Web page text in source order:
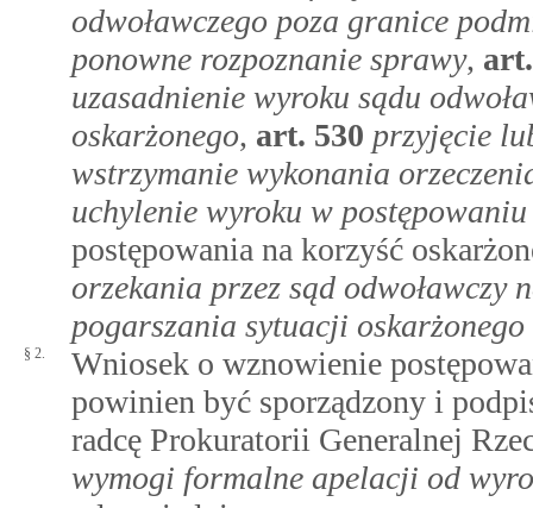
odwoławczego poza granice
ponowne rozpoznanie sprawy,
uzasadnienie wyroku sądu
oskarżonego, art. 530 przyjęcie
wstrzymanie wykonania
uchylenie wyroku w
postępowania na korzyść
orzekania przez sąd odwoławczy
pogarszania sytuacji
§ 2.
Wniosek o wznowienie
powinien być sporządzony i
radcę Prokuratorii Generalnej
wymogi formalne apelacji od